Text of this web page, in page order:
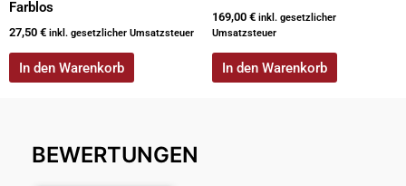
Farblos
27,50 € inkl. gesetzlicher Umsatzsteuer
In den Warenkorb
169,00 € inkl. gesetzlicher
Umsatzsteuer
In den Warenkorb
BEWERTUNGEN